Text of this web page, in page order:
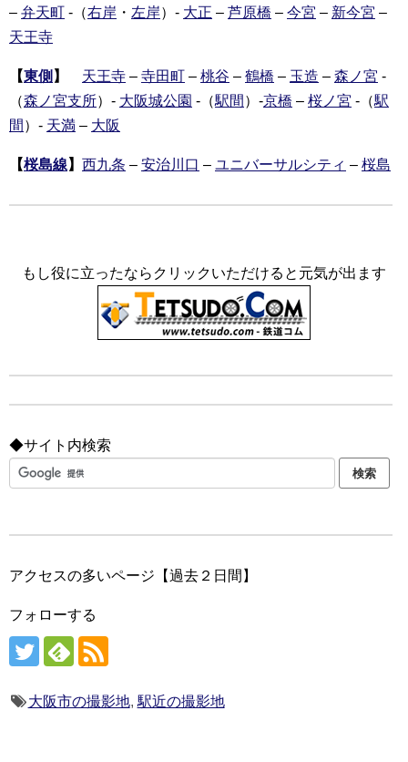
– 弁天町 -（右岸 ・ 左岸）- 大正 – 芦原橋 – 今宮 – 新今宮 –
天王寺
【東側 】 天王寺 – 寺田町 – 桃谷 – 鶴橋 – 玉造 – 森ノ宮 -
（森ノ宮支所）- 大阪城公園 -（駅間 ）-京橋 – 桜ノ宮 -（駅
間 ）- 天満 – 大阪
【桜島線】 西九条 – 安治川口 – ユニバーサルシティ – 桜島
もし役に立ったならクリックいただけると元気が出ます
◆サイト内検索
アクセスの多いページ【過去２日間】
フォローする
大阪市の撮影地, 駅近の撮影地